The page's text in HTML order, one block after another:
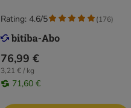
76,99 €
3,21 € / kg
71,60 €
Rating: 4.6/5 (176)